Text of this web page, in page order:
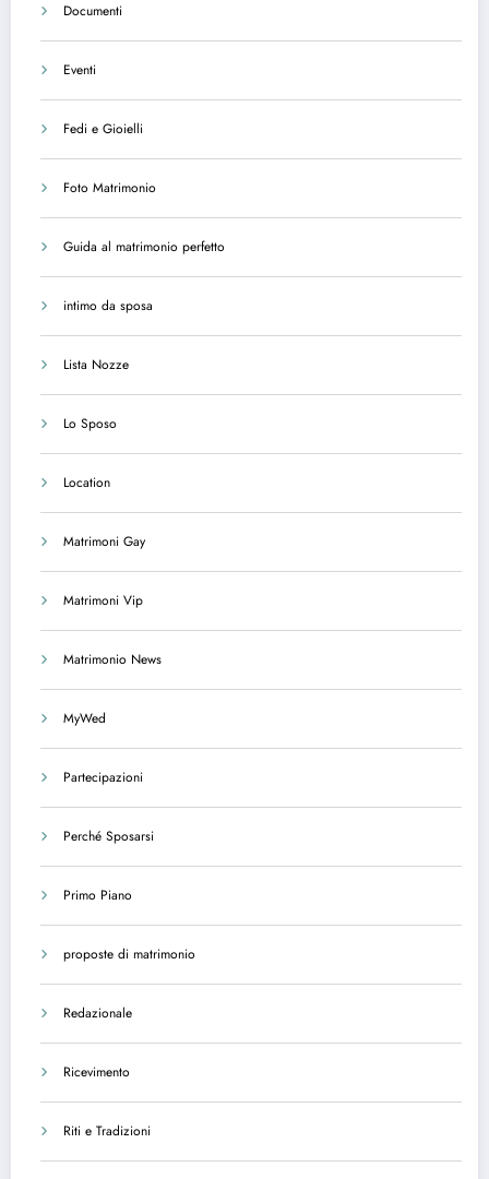
Documenti
Eventi
Fedi e Gioielli
Foto Matrimonio
Guida al matrimonio perfetto
intimo da sposa
Lista Nozze
Lo Sposo
Location
Matrimoni Gay
Matrimoni Vip
Matrimonio News
MyWed
Partecipazioni
Perché Sposarsi
Primo Piano
proposte di matrimonio
Redazionale
Ricevimento
Riti e Tradizioni